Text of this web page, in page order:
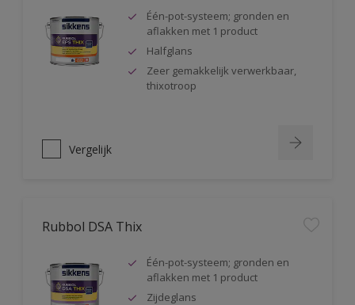
Één-pot-systeem; gronden en
aflakken met 1 product
Halfglans
Zeer gemakkelijk verwerkbaar,
thixotroop
Vergelijk
Rubbol DSA Thix
Één-pot-systeem; gronden en
aflakken met 1 product
Zijdeglans